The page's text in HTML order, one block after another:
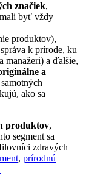
značiek,
byť vždy
produktov),
k prírode, ku
manažeri) a ďalšie,
a
ako sa
produktov,
segment sa
zdravých
, prírodnú